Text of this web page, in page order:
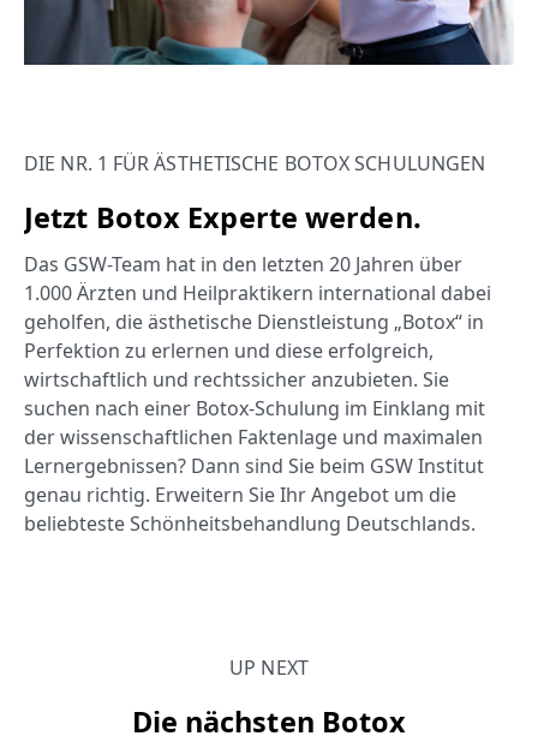
DIE NR. 1 FÜR ÄSTHETISCHE BOTOX SCHULUNGEN
Jetzt Botox Experte werden.
Das GSW-Team hat in den letzten 20 Jahren über
1.000 Ärzten und Heilpraktikern international dabei
geholfen, die ästhetische Dienstleistung „Botox“ in
Perfektion zu erlernen und diese erfolgreich,
wirtschaftlich und rechtssicher anzubieten. Sie
suchen nach einer Botox-Schulung im Einklang mit
der wissenschaftlichen Faktenlage und maximalen
Lernergebnissen? Dann sind Sie beim GSW Institut
genau richtig. Erweitern Sie Ihr Angebot um die
beliebteste Schönheitsbehandlung Deutschlands.
UP NEXT
Die nächsten Botox